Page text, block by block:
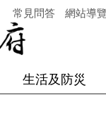
常見問答 網站導
生活及防災